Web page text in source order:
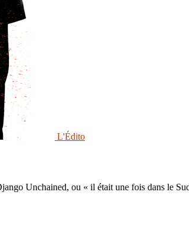
L'Édito
Unchained, ou « il était une fois dans le